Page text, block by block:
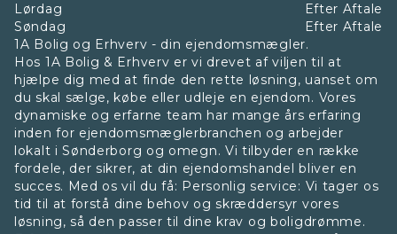
Lørdag
Efter Aftale
Søndag
Efter Aftale
1A Bolig og Erhverv - din ejendomsmægler.
Hos 1A Bolig & Erhverv er vi drevet af viljen til at
hjælpe dig med at finde den rette løsning, uanset om
du skal sælge, købe eller udleje en ejendom. Vores
dynamiske og erfarne team har mange års erfaring
inden for ejendomsmæglerbranchen og arbejder
lokalt i Sønderborg og omegn. Vi tilbyder en række
fordele, der sikrer, at din ejendomshandel bliver en
succes. Med os vil du få: Personlig service: Vi tager os
tid til at forstå dine behov og skræddersyr vores
løsning, så den passer til dine krav og boligdrømme.